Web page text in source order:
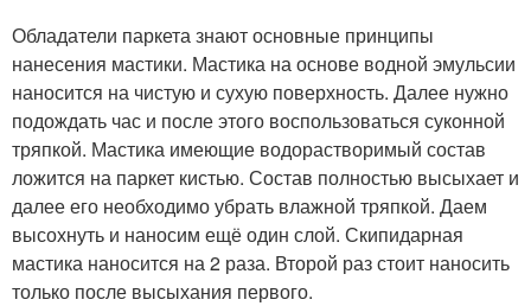
Обладатели паркета знают основные принципы
нанесения мастики. Мастика на основе водной эмульсии
наносится на чистую и сухую поверхность. Далее нужно
подождать час и после этого воспользоваться суконной
тряпкой. Мастика имеющие водорастворимый состав
ложится на паркет кистью. Состав полностью высыхает и
далее его необходимо убрать влажной тряпкой. Даем
высохнуть и наносим ещё один слой. Скипидарная
мастика наносится на 2 раза. Второй раз стоит наносить
только после высыхания первого.